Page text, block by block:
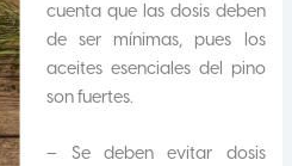
cuenta que las dosis deben
de ser mínimas, pues los
aceites esenciales del pino
son fuertes.
– Se deben evitar dosis